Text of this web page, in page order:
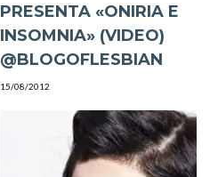
PRESENTA «ONIRIA E
INSOMNIA» (VIDEO)
@BLOGOFLESBIAN
15/08/2012